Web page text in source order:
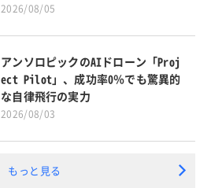
2026/08/05
アンソロピックのAIドローン「Proj
ect Pilot」、成功率0％でも驚異的
な自律飛行の実力
2026/08/03
もっと見る